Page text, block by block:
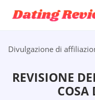
Divulgazione di
REVISIONE
COSA